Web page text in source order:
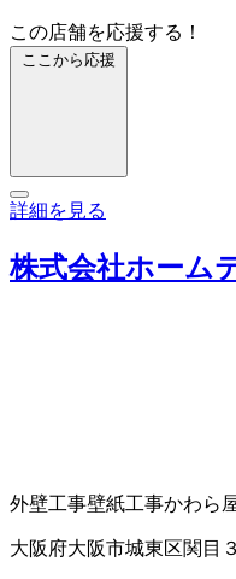
この店舗を応援する！
ここから応援
詳細を見る
株式会社ホーム
外壁工事壁紙工事かわら
大阪府大阪市城東区関目